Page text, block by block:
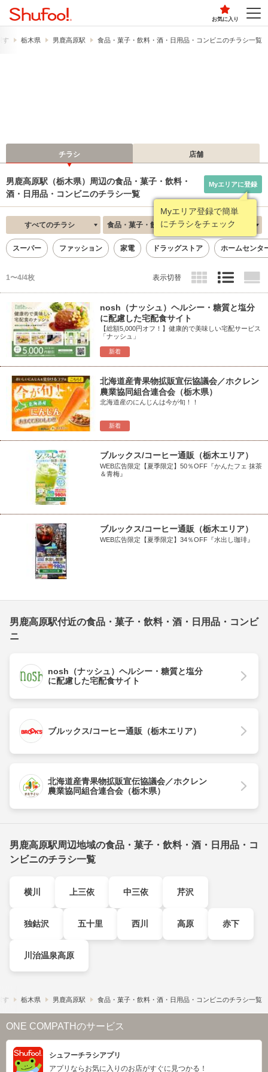
お気に入り
す 栃木県 男鹿高原駅 食品・菓子・飲料・酒・日用品・コンビニのチラシ一覧
チラシ 店舗
男鹿高原駅（栃木県）周辺の食品・菓子・飲料・
酒・日用品・コンビニのチラシ一覧
Myエリア登録で簡単
にチラシをチェック
Myエリアに登録
すべてのチラシ 食品・菓子・飲料・酒・日用品・コンビニ 新着順
スーパー ファッション 家電 ドラッグストア ホームセンタ
1〜4/4枚 表示切替
新着
nosh（ナッシュ）ヘルシー・糖質と塩分
に配慮した宅配食サイト
【総額5,000円オフ！】健康的で美味しい宅配サービス
「ナッシュ」
新着
北海道産青果物拡販宣伝協議会／ホクレン
農業協同組合連合会（栃木県）
北海道産のにんじんは今が旬！！
ブルックス/コーヒー通販（栃木エリア）
WEB広告限定【夏季限定】50％OFF『かんたフェ 抹茶
＆青梅』
ブルックス/コーヒー通販（栃木エリア）
WEB広告限定【夏季限定】34％OFF『水出し珈琲』
男鹿高原駅付近の食品・菓子・飲料・酒・日用品・コンビ
ニ
nosh（ナッシュ）ヘルシー・糖質と塩分
に配慮した宅配食サイト
ブルックス/コーヒー通販（栃木エリア）
北海道産青果物拡販宣伝協議会／ホクレン
農業協同組合連合会（栃木県）
男鹿高原駅周辺地域の食品・菓子・飲料・酒・日用品・コ
ンビニのチラシ一覧
横川 上三依 中三依 芹沢
独鈷沢 五十里 西川 高原 赤下
川治温泉高原
す 栃木県 男鹿高原駅 食品・菓子・飲料・酒・日用品・コンビニのチラシ一覧
ONE COMPATHのサービス
シュフーチラシアプリ
アプリならお気に入りのお店がすぐに見つかる！